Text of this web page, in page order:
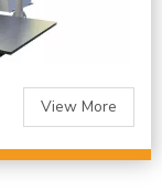
View More